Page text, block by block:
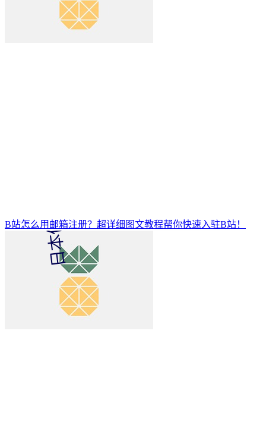
B站怎么用邮箱注册？超详细图文教程帮你快速入驻B站！